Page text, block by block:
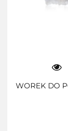
WOREK DO